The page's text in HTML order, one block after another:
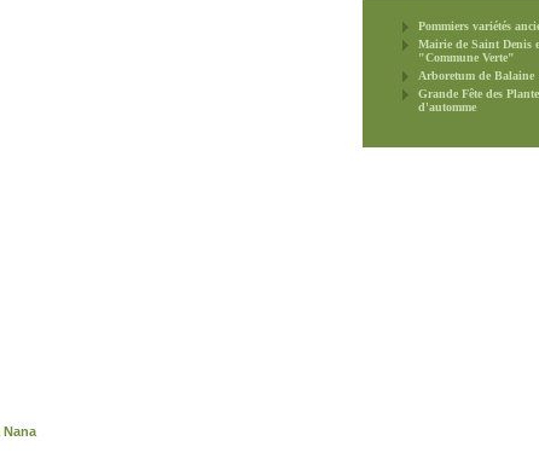
Pommiers variétés
Mairie de Saint Denis
"Commune Verte"
Arboretum de Balaine
Grande Fête des
d'automme